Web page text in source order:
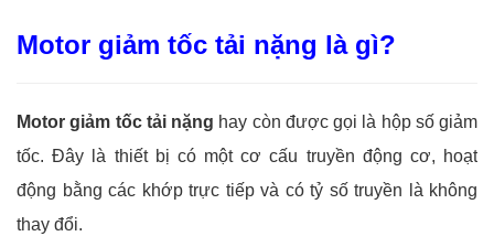
Motor giảm tốc tải nặng là gì?
Motor giảm tốc tải nặng hay còn được gọi là hộp số giảm
tốc. Đây là thiết bị có một cơ cấu truyền động cơ, hoạt
động bằng các khớp trực tiếp và có tỷ số truyền là không
thay đổi.